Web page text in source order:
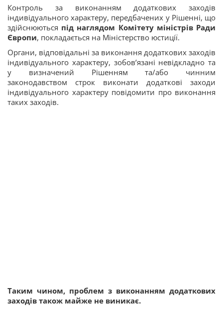
Контроль за виконанням додаткових заходів
індивідуального характеру, передбачених у Рішенні, що
здійснюються під наглядом Комітету міністрів Ради
Європи, покладається на Міністерство юстиції.
Органи, відповідальні за виконання додаткових заходів
індивідуального характеру, зобов’язані невідкладно та
у визначений Рішенням та/або чинним
законодавством строк виконати додаткові заходи
індивідуального характеру повідомити про виконання
таких заходів.
Таким чином, проблем з виконанням додаткових
заходів також майже не виникає.